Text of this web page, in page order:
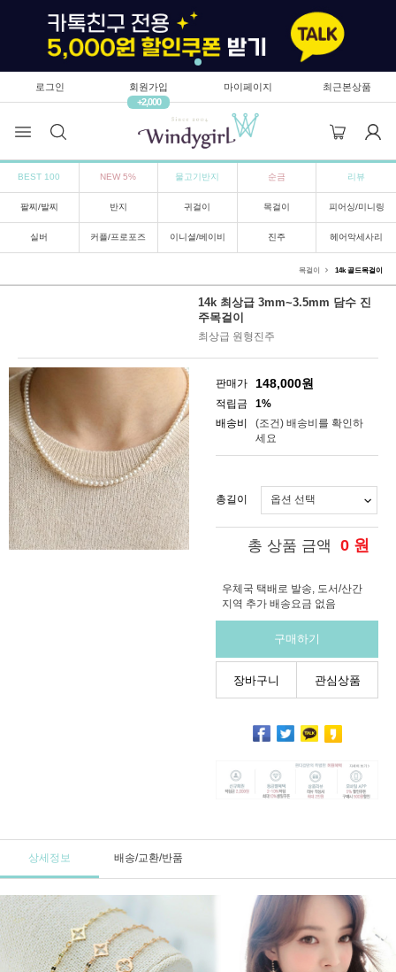
로그인
회원가입
+2,000
마이페이지 최근본상품
BEST 100 NEW 5% 물고기반지 순금 리뷰
팔찌/발찌 반지 귀걸이 목걸이 피어싱/미니링
실버 커플/프로포즈 이니셜/베이비 진주 헤어악세사리
목걸이 14k 골드목걸이
14k 최상급 3mm~3.5mm 담수 진
주목걸이
최상급 원형진주
판매가 148,000원
적립금
1%
배송비
(조건) 배송비를 확인하
세요
총길이
총 상품 금액 0 원
우체국 택배로 발송, 도서/산간
지역 추가 배송요금 없음
구매하기
장바구니 관심상품
상세정보 배송/교환/반품